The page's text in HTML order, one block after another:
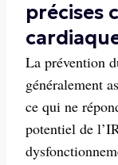
précises
La prévention
généralement
ce qui ne
potentiel de